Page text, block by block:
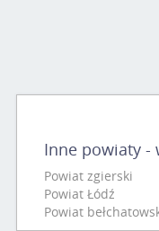
Inne powiaty -
Powiat zgierski
Powiat Łódź
Powiat